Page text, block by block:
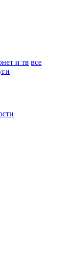
и тв все